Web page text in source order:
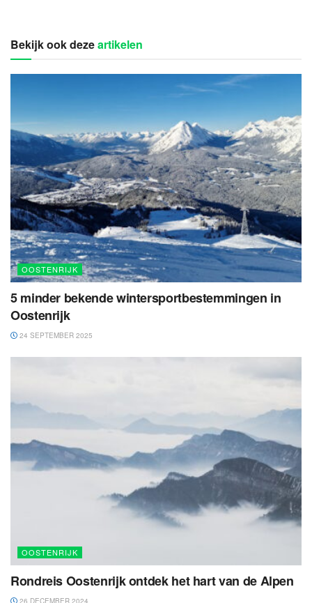
Bekijk ook dezeartikelen
OOSTENRIJK
5 minder bekende wintersportbestemmingen in
Oostenrijk
24 SEPTEMBER 2025
OOSTENRIJK
Rondreis Oostenrijk ontdek het hart van de Alpen
26 DECEMBER 2024